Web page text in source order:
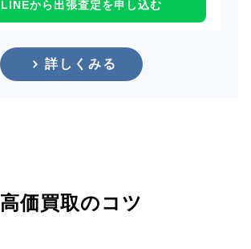
LINEから出張査定を申し込む
詳しくみる
高価買取のコツ